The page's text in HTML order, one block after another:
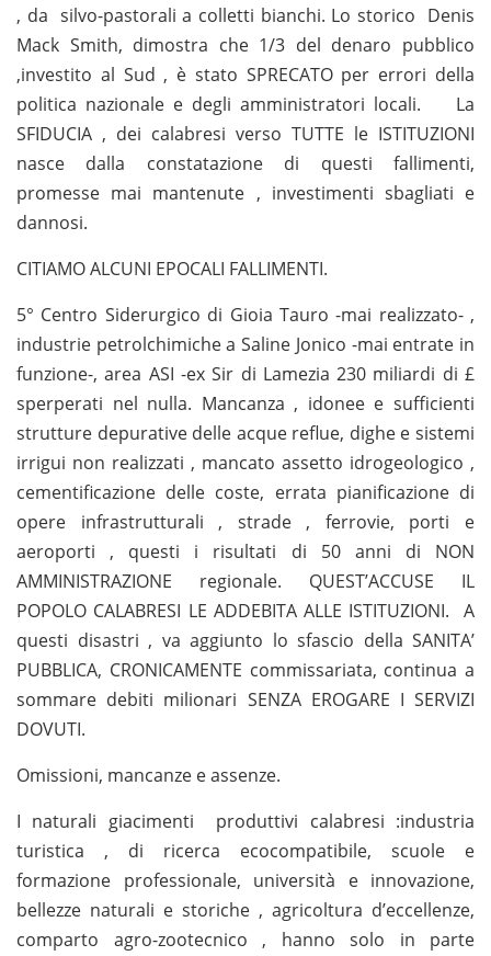
, da silvo-pastorali a colletti bianchi. Lo storico Denis
Mack Smith, dimostra che 1/3 del denaro pubblico
,investito al Sud , è stato SPRECATO per errori della
politica nazionale e degli amministratori locali. La
SFIDUCIA , dei calabresi verso TUTTE le ISTITUZIONI
nasce dalla constatazione di questi fallimenti,
promesse mai mantenute , investimenti sbagliati e
dannosi.
CITIAMO ALCUNI EPOCALI FALLIMENTI.
5° Centro Siderurgico di Gioia Tauro -mai realizzato- ,
industrie petrolchimiche a Saline Jonico -mai entrate in
funzione-, area ASI -ex Sir di Lamezia 230 miliardi di £
sperperati nel nulla. Mancanza , idonee e sufficienti
strutture depurative delle acque reflue, dighe e sistemi
irrigui non realizzati , mancato assetto idrogeologico ,
cementificazione delle coste, errata pianificazione di
opere infrastrutturali , strade , ferrovie, porti e
aeroporti , questi i risultati di 50 anni di NON
AMMINISTRAZIONE regionale. QUEST’ACCUSE IL
POPOLO CALABRESI LE ADDEBITA ALLE ISTITUZIONI. A
questi disastri , va aggiunto lo sfascio della SANITA’
PUBBLICA, CRONICAMENTE commissariata, continua a
sommare debiti milionari SENZA EROGARE I SERVIZI
DOVUTI.
Omissioni, mancanze e assenze.
I naturali giacimenti produttivi calabresi :industria
turistica , di ricerca ecocompatibile, scuole e
formazione professionale, università e innovazione,
bellezze naturali e storiche , agricoltura d’eccellenze,
comparto agro-zootecnico , hanno solo in parte